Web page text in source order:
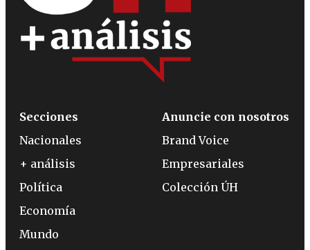
Secciones
Nacionales
+ análisis
Política
Economía
Mundo
Anuncie con nosotros
Brand Voice
Empresariales
Colección ÚH